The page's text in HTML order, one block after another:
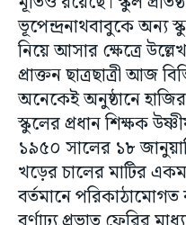
ভূপেন্দ্রনাথবাবুকে অন্য
নিয়ে আসার ক্ষেত্রে
প্রাক্তন ছাত্রছাত্রী আজ
অনেকেই অনুষ্ঠানে
স্কুলের প্রধান শিক্ষক
১৯৫০ সালের ১৮
খড়ের চালের মাটির
বর্তমানে পরিকাঠামোগত